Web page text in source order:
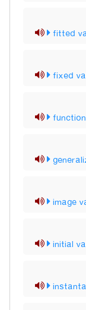
fitted
fixed
image
initial